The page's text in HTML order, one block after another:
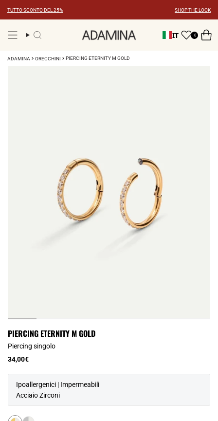
contenuto
TUTTO SCONTO DEL 25% SHOP THE LOOK
Ricerca IT 0
ADAMINA ORECCHINI PIERCING ETERNITY M GOLD
PIERCING ETERNITY M GOLD
Piercing singolo
34,00€
Ipoallergenici | Impermeabili
Acciaio Zirconi